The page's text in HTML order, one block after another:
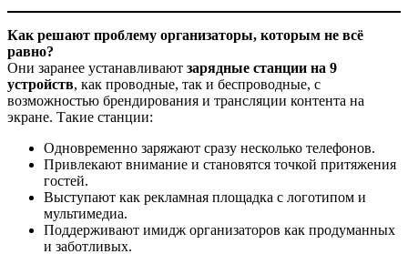
Как решают проблему организаторы, которым не всё
равно?
Они заранее устанавливают зарядные станции на 9
устройств, как проводные, так и беспроводные, с
возможностью брендирования и трансляции контента на
экране. Такие станции:
Одновременно заряжают сразу несколько телефонов.
Привлекают внимание и становятся точкой притяжения
гостей.
Выступают как рекламная площадка с логотипом и
мультимедиа.
Поддерживают имидж организаторов как продуманных
и заботливых.